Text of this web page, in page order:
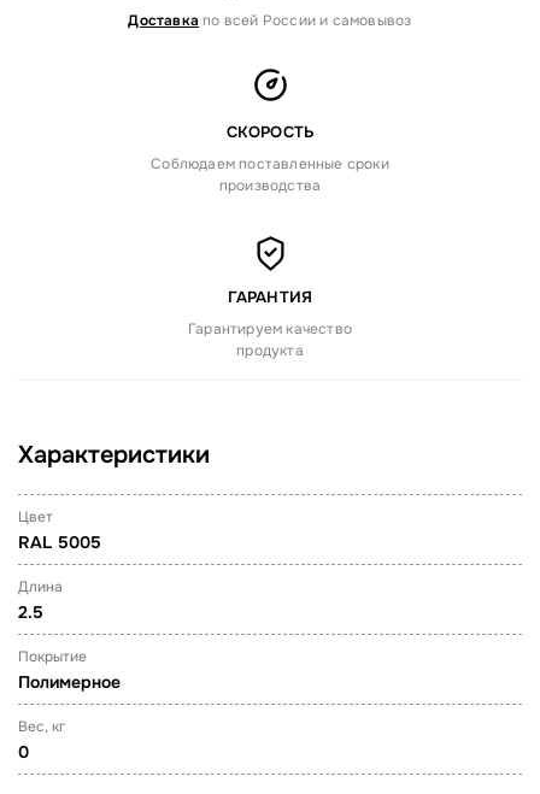
Доставка по всей России и самовывоз
СКОРОСТЬ
Соблюдаем поставленные сроки
производства
ГАРАНТИЯ
Гарантируем качество
продукта
Характеристики
Цвет
RAL 5005
Длина
2.5
Покрытие
Полимерное
Вес, кг
0